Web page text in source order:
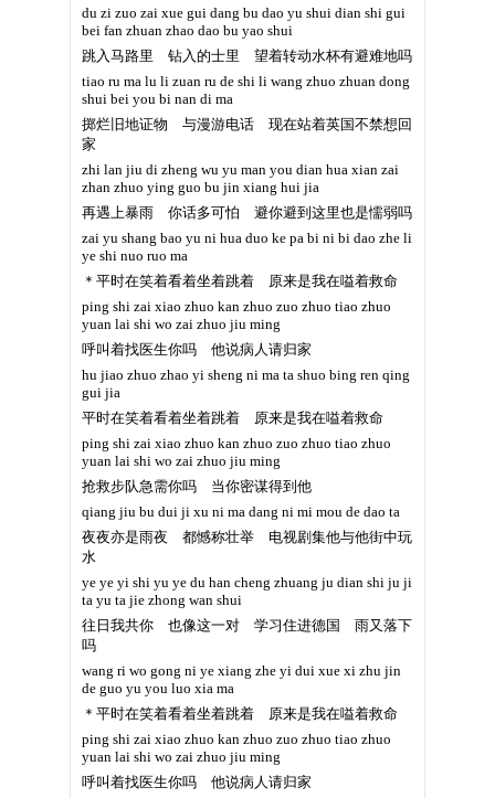
du zi zuo zai xue gui dang bu dao yu shui dian shi gui
bei fan zhuan zhao dao bu yao shui
跳入马路里 钻入的士里 望着转动水杯有避难地吗
tiao ru ma lu li zuan ru de shi li wang zhuo zhuan dong
shui bei you bi nan di ma
掷烂旧地证物 与漫游电话 现在站着英国不禁想回
家
zhi lan jiu di zheng wu yu man you dian hua xian zai
zhan zhuo ying guo bu jin xiang hui jia
再遇上暴雨 你话多可怕 避你避到这里也是懦弱吗
zai yu shang bao yu ni hua duo ke pa bi ni bi dao zhe li
ye shi nuo ruo ma
＊平时在笑着看着坐着跳着 原来是我在嗌着救命
ping shi zai xiao zhuo kan zhuo zuo zhuo tiao zhuo
yuan lai shi wo zai zhuo jiu ming
呼叫着找医生你吗 他说病人请归家
hu jiao zhuo zhao yi sheng ni ma ta shuo bing ren qing
gui jia
平时在笑着看着坐着跳着 原来是我在嗌着救命
ping shi zai xiao zhuo kan zhuo zuo zhuo tiao zhuo
yuan lai shi wo zai zhuo jiu ming
抢救步队急需你吗 当你密谋得到他
qiang jiu bu dui ji xu ni ma dang ni mi mou de dao ta
夜夜亦是雨夜 都憾称壮举 电视剧集他与他街中玩
水
ye ye yi shi yu ye du han cheng zhuang ju dian shi ju ji
ta yu ta jie zhong wan shui
往日我共你 也像这一对 学习住进德国 雨又落下
吗
wang ri wo gong ni ye xiang zhe yi dui xue xi zhu jin
de guo yu you luo xia ma
＊平时在笑着看着坐着跳着 原来是我在嗌着救命
ping shi zai xiao zhuo kan zhuo zuo zhuo tiao zhuo
yuan lai shi wo zai zhuo jiu ming
呼叫着找医生你吗 他说病人请归家